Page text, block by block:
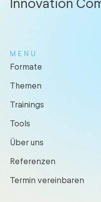
MENU
Formate
Themen
Trainings
Tools
Über uns
Referenzen
Termin vereinbaren